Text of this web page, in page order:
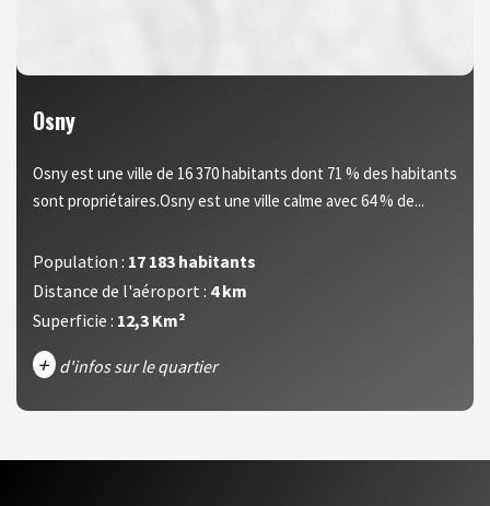
Osny
Osny est une ville de 16 370 habitants dont 71 % des habitants
sont propriétaires.Osny est une ville calme avec 64 % de...
Population : 17 183 habitants
Distance de l'aéroport : 4 km
Superficie : 12,3 Km²
+ d'infos sur le quartier